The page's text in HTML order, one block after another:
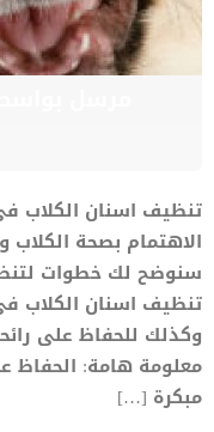
مرسل
تنظيف اسنان الكلاب
الاهتمام بصحة
سنوضح لك خطوات
تنظيف اسنان الكلاب
وكذلك للحفاظ على
معلومة هامة:
مبكرة […]